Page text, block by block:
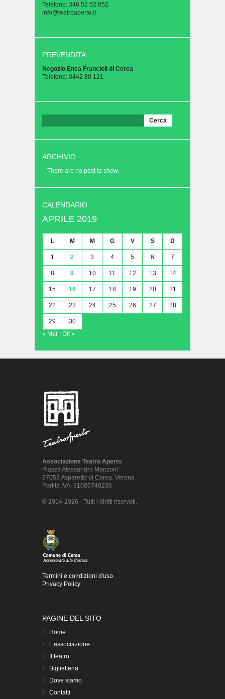
Telefono: 346 52 52 052
info@teatroaperto.it
PREVENDITA
Negozio Enea Francioli di Cerea
Telefono: 0442 80 121
per:
ARCHIVIO
There are no post to show.
CALENDARIO
APRILE 2019
L M M G V S D
1 2 3 4 5 6 7
8 9 10 11 12 13 14
15 16 17 18 19 20 21
22 23 24 25 26 27 28
29
30
« Mar
Ott »
Associazione Teatro Aperto
Piazza Alessandro Manzoni
37053 Asparetto di Cerea, Verona
Partita IVA: 91006740236
© 2014-2026 - Tutti i diritti riservati.
Termini e condizioni d'uso
Privacy Policy
PAGINE DEL SITO
Home
L’associazione
Il teatro
Biglietteria
Dove siamo
Contatti